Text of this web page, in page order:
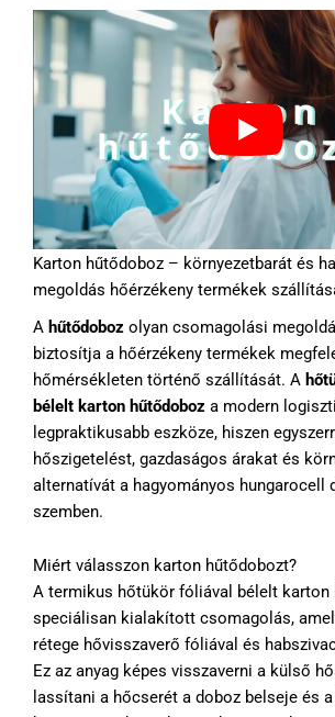
mennyiség
Karton hűtődoboz – környezetbarát és
megoldás hőérzékeny termékek
A hűtődoboz olyan csomagolási
biztosítja a hőérzékeny termékek
hőmérsékleten történő szállítását. A
bélelt karton hűtődoboz a modern
legpraktikusabb eszköze, hiszen
hőszigetelést, gazdaságos árakat és
alternatívát a hagyományos hungarocell
szemben.
Miért válasszon karton hűtődobozt?
A termikus hőtükör fóliával bélelt karton
speciálisan kialakított csomagolás,
rétege hővisszaverő fóliával és
Ez az anyag képes visszaverni a külső
lassítani a hőcserét a doboz belseje és